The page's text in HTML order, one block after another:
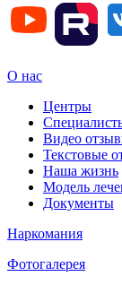
О нас
Центры
Видео
Текстовые
Наша жизнь
Модель
Документы
Наркомания
Фотогалерея